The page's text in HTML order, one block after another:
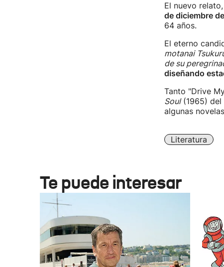
El nuevo
de diciembre
64 años.
El eterno
motanai
de su
diseñando
Tanto "Drive
Soul(1965) del
algunas
Literatura
Te puede interesar